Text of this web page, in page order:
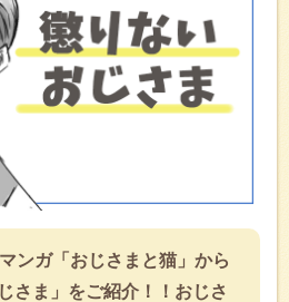
ンガ「おじさまと猫」から
さま」をご紹介！！おじさ